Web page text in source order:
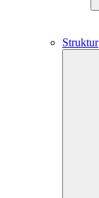
Struktur